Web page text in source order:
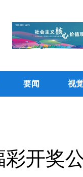
要闻 视
彩开奖